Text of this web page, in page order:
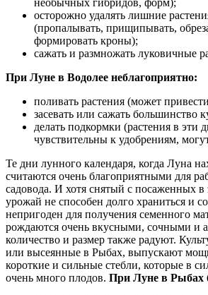
необычных гибридов, форм);
осторожно удалять лишние
(пропалывать, прищипывать,
формировать кроны);
сажать и размножать луковичные
При Луне в Водолее неблагоприятно:
поливать растения (может
засевать или сажать большинство
делать подкормки (растения в эти
чувствительны к удобрениям,
Те дни лунного календаря, когда Луна
считаются очень благоприятными для
садовода. И хотя снятый с посаженных в
урожай не способен долго храниться и
непригоден для получения семенного
рождаются очень вкусными, сочными и
количество и размер также радуют.
или высеянные в Рыбах, выпускают
короткие и сильные стебли, которые в
очень много плодов. При Луне в Рыбах